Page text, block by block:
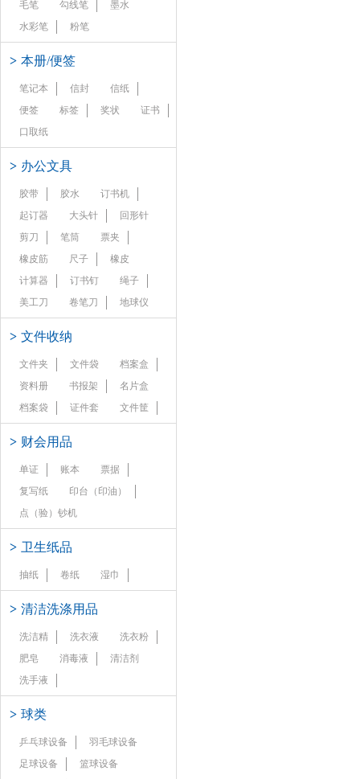
毛笔
勾线笔
墨水
水彩笔
粉笔
> 本册/便签
笔记本 信封
信纸
便签
标签 奖状
证书
口取纸
> 办公文具
胶带 胶水
订书机
起订器
大头针
回形针
剪刀
笔筒
票夹
橡皮筋
尺子
橡皮
计算器
订书钉
绳子
美工刀
卷笔刀 地球仪
> 文件收纳
文件夹 文件袋
档案盒
资料册
书报架
名片盒
档案袋
证件套 文件筐
> 财会用品
单证 账本
票据
复写纸
印台（印油）
点（验）钞机
> 卫生纸品
抽纸 卷纸 湿巾
> 清洁洗涤用品
洗洁精 洗衣液
洗衣粉
肥皂
消毒液
清洁剂
洗手液
> 球类
乒乓球设备
羽毛球设备
足球设备
篮球设备